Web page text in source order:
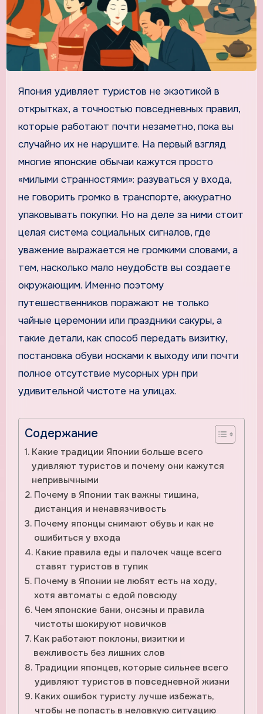
Япония удивляет туристов не экзотикой в
открытках, а точностью повседневных правил,
которые работают почти незаметно, пока вы
случайно их не нарушите. На первый взгляд
многие японские обычаи кажутся просто
«милыми странностями»: разуваться у входа,
не говорить громко в транспорте, аккуратно
упаковывать покупки. Но на деле за ними стоит
целая система социальных сигналов, где
уважение выражается не громкими словами, а
тем, насколько мало неудобств вы создаете
окружающим. Именно поэтому
путешественников поражают не только
чайные церемонии или праздники сакуры, а
такие детали, как способ передать визитку,
постановка обуви носками к выходу или почти
полное отсутствие мусорных урн при
удивительной чистоте на улицах.
Содержание
Какие традиции Японии больше всего
удивляют туристов и почему они кажутся
непривычными
Почему в Японии так важны тишина,
дистанция и ненавязчивость
Почему японцы снимают обувь и как не
ошибиться у входа
Какие правила еды и палочек чаще всего
ставят туристов в тупик
Почему в Японии не любят есть на ходу,
хотя автоматы с едой повсюду
Чем японские бани, онсэны и правила
чистоты шокируют новичков
Как работают поклоны, визитки и
вежливость без лишних слов
Традиции японцев, которые сильнее всего
удивляют туристов в повседневной жизни
Каких ошибок туристу лучше избежать,
чтобы не попасть в неловкую ситуацию